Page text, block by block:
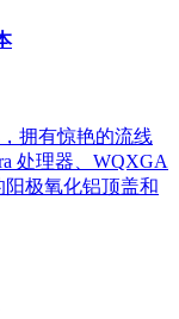
拥有惊艳的流线
处理器、WQXGA
阳极氧化铝顶盖和